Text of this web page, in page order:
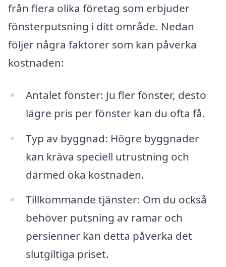
från flera olika företag som erbjuder
fönsterputsning i ditt område. Nedan
följer några faktorer som kan påverka
kostnaden:
Antalet fönster: Ju fler fönster, desto
lägre pris per fönster kan du ofta få.
Typ av byggnad: Högre byggnader
kan kräva speciell utrustning och
därmed öka kostnaden.
Tillkommande tjänster: Om du också
behöver putsning av ramar och
persienner kan detta påverka det
slutgiltiga priset.